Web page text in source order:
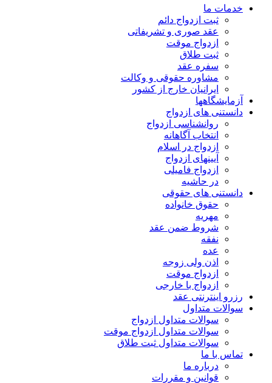
خدمات ما
ثبت ازدواج دائم
عقد صوری و تشریفاتی
ازدواج موقت
ثبت طلاق
سفره عقد
مشاوره حقوقی و وکالت
ایرانیان خارج از کشور
آزمایشگاهها
دانستنی های ازدواج
روانشناسی ازدواج
انتخاب آگاهانه
ازدواج در اسلام
آیینهای ازدواج
ازدواج فامیلی
در حاشیه
دانستنی های حقوقی
حقوق خانواده
مهریه
شروط ضمن عقد
نفقه
عده
اذن ولی زوجه
ازدواج موقت
ازدواج با خارجی
رزرو اینترنتی عقد
سوالات متداول
سوالات متداول ازدواج
سوالات متداول ازدواج موقت
سوالات متداول ثبت طلاق
تماس با ما
درباره ما
قوانین و مقررات